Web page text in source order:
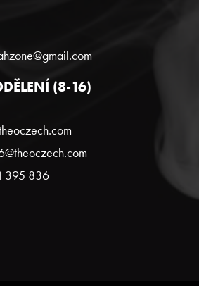
(8-16)
395 836